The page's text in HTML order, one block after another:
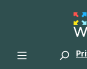
Zum Hauptinhalt